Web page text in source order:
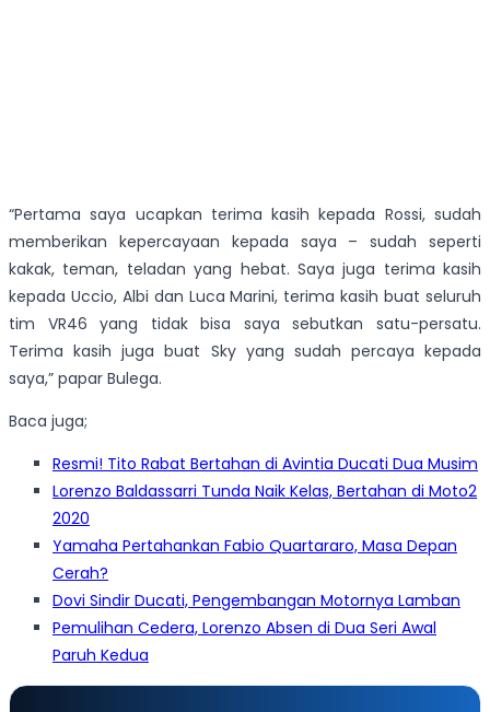
“Pertama saya ucapkan terima kasih kepada Rossi, sudah
memberikan kepercayaan kepada saya – sudah seperti
kakak, teman, teladan yang hebat. Saya juga terima kasih
kepada Uccio, Albi dan Luca Marini, terima kasih buat seluruh
tim VR46 yang tidak bisa saya sebutkan satu-persatu.
Terima kasih juga buat Sky yang sudah percaya kepada
saya,” papar Bulega.
Baca juga;
Resmi! Tito Rabat Bertahan di Avintia Ducati Dua Musim
Lorenzo Baldassarri Tunda Naik Kelas, Bertahan di Moto2
2020
Yamaha Pertahankan Fabio Quartararo, Masa Depan
Cerah?
Dovi Sindir Ducati, Pengembangan Motornya Lamban
Pemulihan Cedera, Lorenzo Absen di Dua Seri Awal
Paruh Kedua